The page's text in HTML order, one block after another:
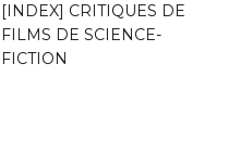
[INDEX] CRITIQUES DE
FILMS DE SCIENCE-
FICTION